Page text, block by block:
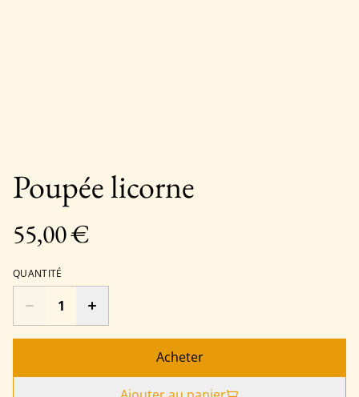
Poupée licorne
55,00 €
QUANTITÉ
Acheter